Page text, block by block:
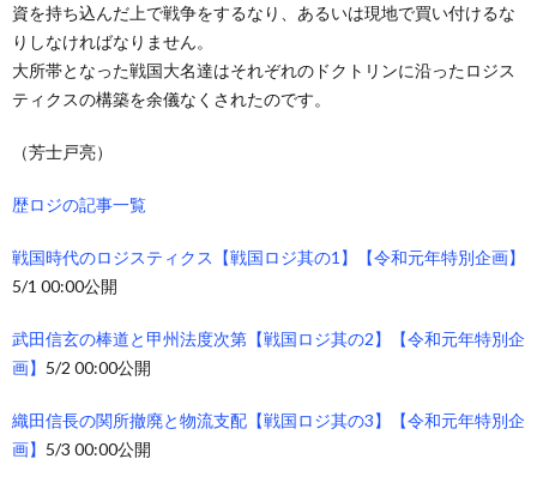
資を持ち込んだ上で戦争をするなり、あるいは現地で買い付けるな
りしなければなりません。
大所帯となった戦国大名達はそれぞれのドクトリンに沿ったロジス
ティクスの構築を余儀なくされたのです。
（芳士戸亮）
歴ロジの記事一覧
戦国時代のロジスティクス【戦国ロジ其の1】【令和元年特別企画】
5/1 00:00公開
武田信玄の棒道と甲州法度次第【戦国ロジ其の2】【令和元年特別企
画】 5/2 00:00公開
織田信長の関所撤廃と物流支配【戦国ロジ其の3】【令和元年特別企
画】 5/3 00:00公開